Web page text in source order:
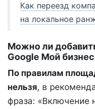
Как переезд
на локальное
Можно ли
Google Мой бизнес
По правилам
нельзя, в
фраза: «Включение